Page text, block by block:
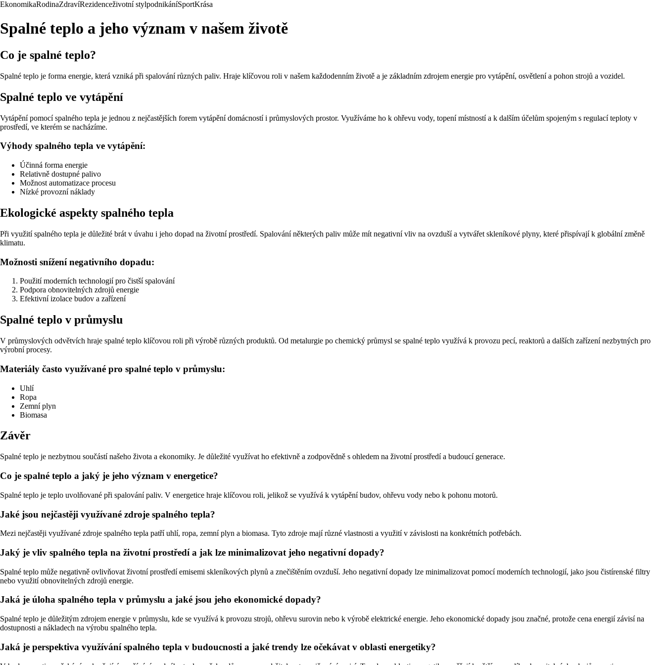
EkonomikaRodinaZdravíRezidenceživotní stylpodnikáníSportKrása
Spalné teplo a jeho význam v našem životě
Co je spalné teplo?
Spalné teplo je forma energie, která vzniká při spalování různých paliv. Hraje klíčovou roli v našem každodenním životě a je základním zdrojem energie pro vytápění, osvětlení a pohon strojů a vozidel.
Spalné teplo ve vytápění
Vytápění pomocí spalného tepla je jednou z nejčastějších forem vytápění domácností i průmyslových prostor. Využíváme ho k ohřevu vody, topení místností a k dalším účelům spojeným s regulací teploty v
prostředí, ve kterém se nacházíme.
Výhody spalného tepla ve vytápění:
Účinná forma energie
Relativně dostupné palivo
Možnost automatizace procesu
Nízké provozní náklady
Ekologické aspekty spalného tepla
Při využití spalného tepla je důležité brát v úvahu i jeho dopad na životní prostředí. Spalování některých paliv může mít negativní vliv na ovzduší a vytvářet skleníkové plyny, které přispívají k globální změně
klimatu.
Možnosti snížení negativního dopadu:
Použití moderních technologií pro čistší spalování
Podpora obnovitelných zdrojů energie
Efektivní izolace budov a zařízení
Spalné teplo v průmyslu
V průmyslových odvětvích hraje spalné teplo klíčovou roli při výrobě různých produktů. Od metalurgie po chemický průmysl se spalné teplo využívá k provozu pecí, reaktorů a dalších zařízení nezbytných pro
výrobní procesy.
Materiály často využívané pro spalné teplo v průmyslu:
Uhlí
Ropa
Zemní plyn
Biomasa
Závěr
Spalné teplo je nezbytnou součástí našeho života a ekonomiky. Je důležité využívat ho efektivně a zodpovědně s ohledem na životní prostředí a budoucí generace.
Co je spalné teplo a jaký je jeho význam v energetice?
Spalné teplo je teplo uvolňované při spalování paliv. V energetice hraje klíčovou roli, jelikož se využívá k vytápění budov, ohřevu vody nebo k pohonu motorů.
Jaké jsou nejčastěji využívané zdroje spalného tepla?
Mezi nejčastěji využívané zdroje spalného tepla patří uhlí, ropa, zemní plyn a biomasa. Tyto zdroje mají různé vlastnosti a využití v závislosti na konkrétních potřebách.
Jaký je vliv spalného tepla na životní prostředí a jak lze minimalizovat jeho negativní dopady?
Spalné teplo může negativně ovlivňovat životní prostředí emisemi skleníkových plynů a znečištěním ovzduší. Jeho negativní dopady lze minimalizovat pomocí moderních technologií, jako jsou čistírenské filtry
nebo využití obnovitelných zdrojů energie.
Jaká je úloha spalného tepla v průmyslu a jaké jsou jeho ekonomické dopady?
Spalné teplo je důležitým zdrojem energie v průmyslu, kde se využívá k provozu strojů, ohřevu surovin nebo k výrobě elektrické energie. Jeho ekonomické dopady jsou značné, protože cena energií závisí na
dostupnosti a nákladech na výrobu spalného tepla.
Jaká je perspektiva využívání spalného tepla v budoucnosti a jaké trendy lze očekávat v oblasti energetiky?